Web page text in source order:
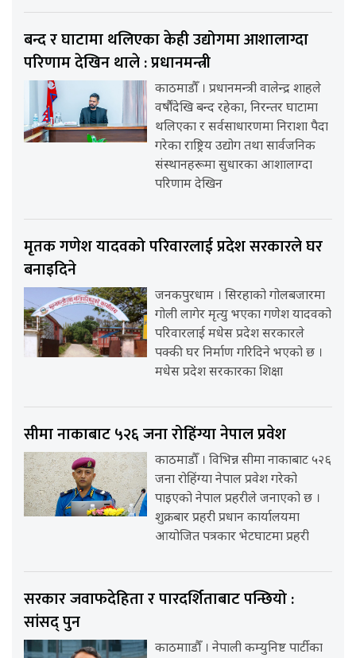
बन्द र घाटामा थलिएका केही उद्योगमा आशालाग्दा
परिणाम देखिन थाले : प्रधानमन्त्री
काठमाडौँ । प्रधानमन्त्री वालेन्द्र शाहले
वर्षौंदेखि बन्द रहेका, निरन्तर घाटामा
थलिएका र सर्वसाधारणमा निराशा पैदा
गरेका राष्ट्रिय उद्योग तथा सार्वजनिक
संस्थानहरूमा सुधारका आशालाग्दा
परिणाम देखिन
मृतक गणेश यादवको परिवारलाई प्रदेश सरकारले घर
बनाइदिने
जनकपुरधाम । सिरहाको गोलबजारमा
गोली लागेर मृत्यु भएका गणेश यादवको
परिवारलाई मधेस प्रदेश सरकारले
पक्की घर निर्माण गरिदिने भएको छ ।
मधेस प्रदेश सरकारका शिक्षा
सीमा नाकाबाट ५२६ जना रोहिंग्या नेपाल प्रवेश
काठमाडौँ । विभिन्न सीमा नाकाबाट ५२६
जना रोहिंग्या नेपाल प्रवेश गरेको
पाइएको नेपाल प्रहरीले जनाएको छ ।
शुक्रबार प्रहरी प्रधान कार्यालयमा
आयोजित पत्रकार भेटघाटमा प्रहरी
सरकार जवाफदेहिता र पारदर्शिताबाट पन्छियो :
सांसद् पुन
काठमााडौँ । नेपाली कम्युनिष्ट पार्टीका